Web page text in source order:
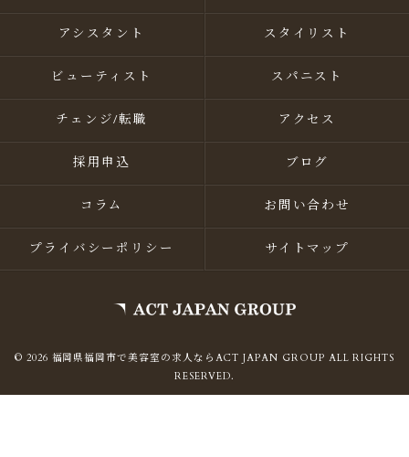
アシスタント スタイリスト
ビューティスト スパニスト
チェンジ/転職 アクセス
採用申込 ブログ
コラム お問い合わせ
プライバシーポリシー サイトマップ
© 2026 福岡県福岡市で美容室の求人ならACT JAPAN GROUP ALL RIGHTS
RESERVED.